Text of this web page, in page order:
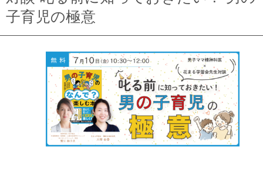
子育児の極意